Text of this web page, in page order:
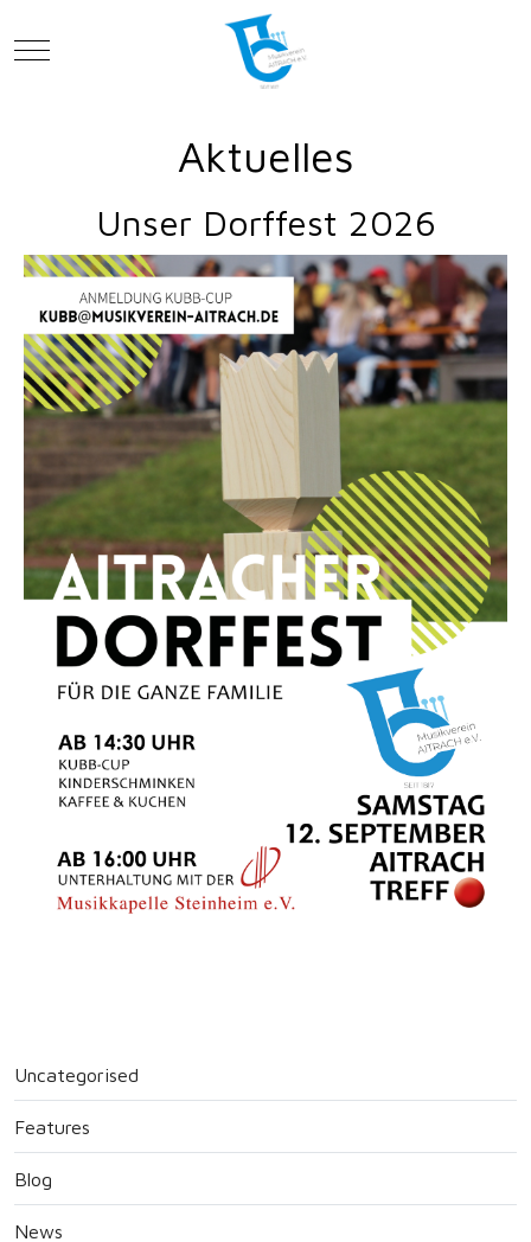
Mobile Menu Toggle
Aktuelles
Unser Dorffest 2026
Uncategorised
Features
Blog
News